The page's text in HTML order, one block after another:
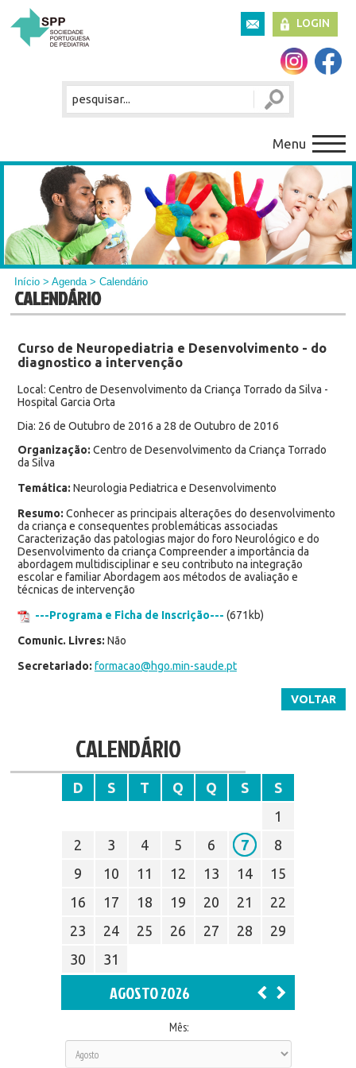
LOGIN
Menu
Início >Agenda> Calendário
CALENDÁRIO
Curso de Neuropediatria e Desenvolvimento - do
diagnostico a intervenção
Local: Centro de Desenvolvimento da Criança Torrado da Silva -
Hospital Garcia Orta
Dia: 26 de Outubro de 2016 a 28 de Outubro de 2016
Organização: Centro de Desenvolvimento da Criança Torrado
da Silva
Temática: Neurologia Pediatrica e Desenvolvimento
Resumo: Conhecer as principais alterações do desenvolvimento
da criança e consequentes problemáticas associadas
Caracterização das patologias major do foro Neurológico e do
Desenvolvimento da criança Compreender a importância da
abordagem multidisciplinar e seu contributo na integração
escolar e familiar Abordagem aos métodos de avaliação e
técnicas de intervenção
---Programa e Ficha de Inscrição--- (671kb)
Comunic. Livres: Não
Secretariado: formacao@hgo.min-saude.pt
VOLTAR
CALENDÁRIO
D S T Q Q S
S
1
2
3 4 5 6 7
8
9
10 11 12 13 14
15
16
17 18 19 20 21
22
23
24 25 26 27 28
29
30
31
AGOSTO 2026
Mês: